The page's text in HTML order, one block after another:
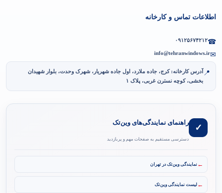
اطلاعات تماس و کارخانه
☎۰۹۱۲۵۶۷۴۲۱۲
✉
info@tehranwindows.ir
📍 آدرس کارخانه: کرج، جاده ملارد، اول جاده شهریار، شهرک وحدت، بلوار شهیدان
بخشی، کوچه نسترن غربی، پلاک ۱
✓
راهنمای نمایندگی‌های وین‌تک
دسترسی مستقیم به صفحات مهم و پربازدید
← نمایندگی وین‌تک در تهران
← لیست نمایندگی وین‌تک